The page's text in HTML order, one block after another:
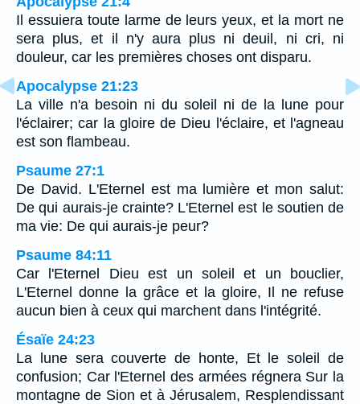
Il essuiera toute larme de leurs yeux, et la mort ne
sera plus, et il n'y aura plus ni deuil, ni cri, ni
douleur, car les premières choses ont disparu.
Apocalypse 21:23
La ville n'a besoin ni du soleil ni de la lune pour
l'éclairer; car la gloire de Dieu l'éclaire, et l'agneau
est son flambeau.
Psaume 27:1
De David. L'Eternel est ma lumière et mon salut:
De qui aurais-je crainte? L'Eternel est le soutien de
ma vie: De qui aurais-je peur?
Psaume 84:11
Car l'Eternel Dieu est un soleil et un bouclier,
L'Eternel donne la grâce et la gloire, Il ne refuse
aucun bien à ceux qui marchent dans l'intégrité.
Ésaïe 24:23
La lune sera couverte de honte, Et le soleil de
confusion; Car l'Eternel des armées régnera Sur la
montagne de Sion et à Jérusalem, Resplendissant